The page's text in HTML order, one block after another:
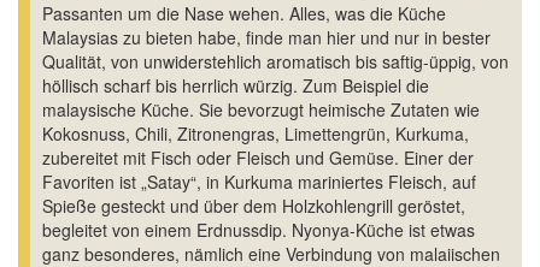
Passanten um die Nase wehen. Alles, was die Küche
Malaysias zu bieten habe, finde man hier und nur in bester
Qualität, von unwiderstehlich aromatisch bis saftig-üppig, von
höllisch scharf bis herrlich würzig. Zum Beispiel die
malaysische Küche. Sie bevorzugt heimische Zutaten wie
Kokosnuss, Chili, Zitronengras, Limettengrün, Kurkuma,
zubereitet mit Fisch oder Fleisch und Gemüse. Einer der
Favoriten ist „Satay“, in Kurkuma mariniertes Fleisch, auf
Spieße gesteckt und über dem Holzkohlengrill geröstet,
begleitet von einem Erdnussdip. Nyonya-Küche ist etwas
ganz besonderes, nämlich eine Verbindung von malaiischen